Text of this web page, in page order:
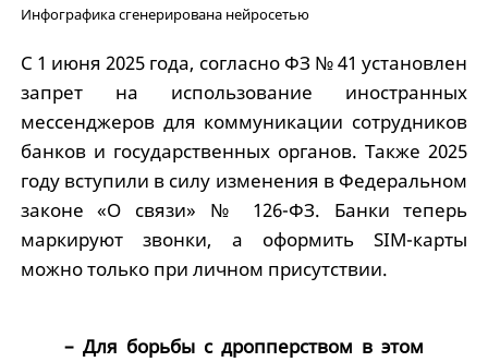
Инфографика сгенерирована нейросетью
С 1 июня 2025 года, согласно ФЗ № 41 установлен
запрет на использование иностранных
мессенджеров для коммуникации сотрудников
банков и государственных органов. Также 2025
году вступили в силу изменения в Федеральном
законе «О связи» № 126-ФЗ. Банки теперь
маркируют звонки, а оформить SIM-карты
можно только при личном присутствии.
– Для борьбы с дропперством в этом